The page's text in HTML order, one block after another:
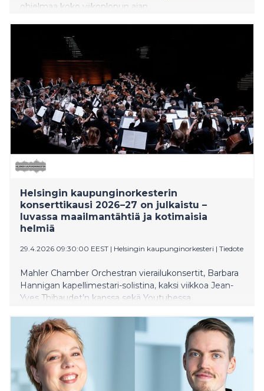
ohjelmaa koko viikonlopun ajan.
Helsingin kaupunginorkesterin
konserttikausi 2026–27 on julkaistu –
luvassa maailmantähtiä ja kotimaisia
helmiä
29.4.2026 09:30:00 EEST | Helsingin kaupunginorkesteri | Tiedote
Mahler Chamber Orchestran vierailukonsertit, Barbara
Hannigan kapellimestari-solistina, kaksi viikkoa Jean-
Yves Thibaudet’n kanssa sekä Youtubessa
Helsingin kaupunginorkesterin konserttikausi 2026–
2027 lupaa elämyksiä Musiikkitalossa joka viikko.